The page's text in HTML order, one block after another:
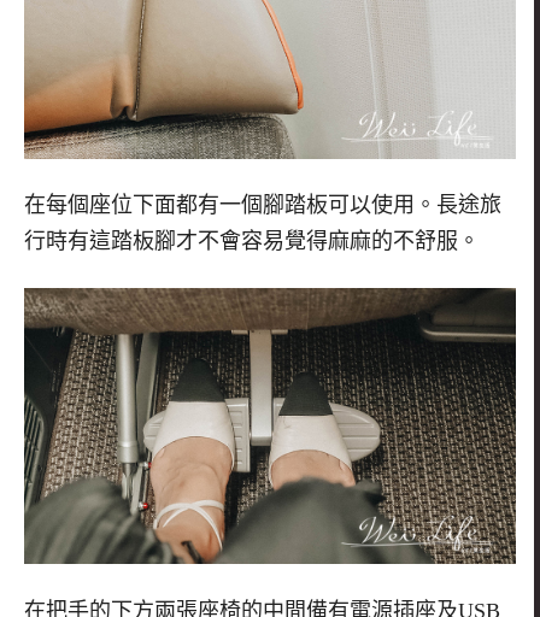
在每個座位下面都有一個腳踏板可以使用。長途旅
行時有這踏板腳才不會容易覺得麻麻的不舒服。
在把手的下方兩張座椅的中間備有電源插座及USB